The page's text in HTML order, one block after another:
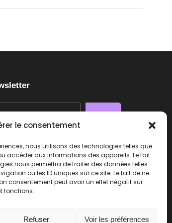
le consentement
nous utilisons des technologies telles que
accéder aux informations des appareils. Le fait
nous permettra de traiter des données telles
ou les ID uniques sur ce site. Le fait de ne
consentement peut avoir un effet négatif sur
fonctions.
Refuser Voir les préférences